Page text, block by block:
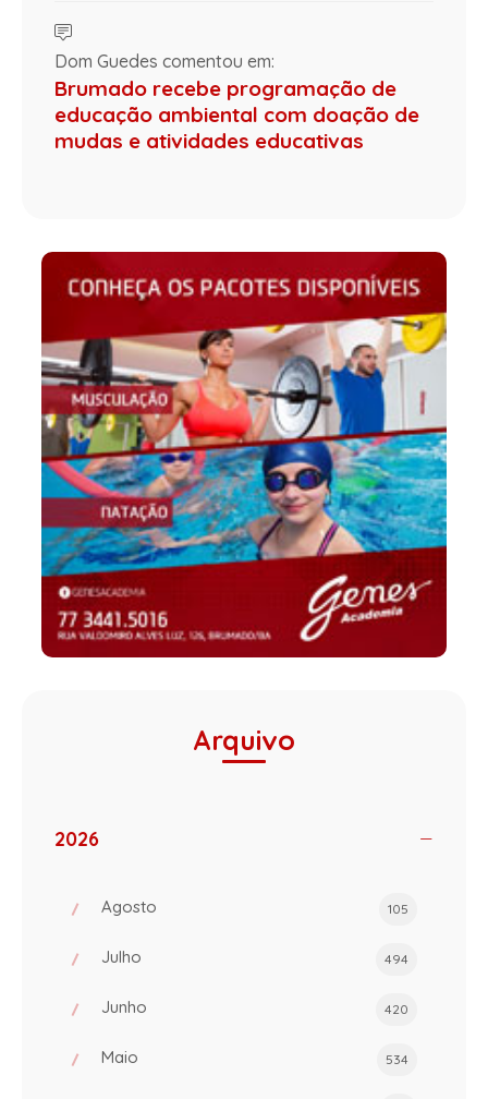
Dom Guedes comentou em:
Brumado recebe programação de
educação ambiental com doação de
mudas e atividades educativas
Arquivo
2026
Agosto 105
Julho 494
Junho 420
Maio 534